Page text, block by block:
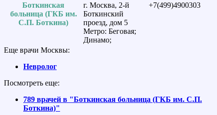
Боткинская
больница (ГКБ им.
С.П. Боткина)
г. Москва, 2-й
Боткинский
проезд, дом 5
Метро: Беговая;
Динамо;
+7(499)4900303
Еще врачи Москвы:
Невролог
Посмотреть еще:
789 врачей в "Боткинская больница (ГКБ им. С.П.
Боткина)"